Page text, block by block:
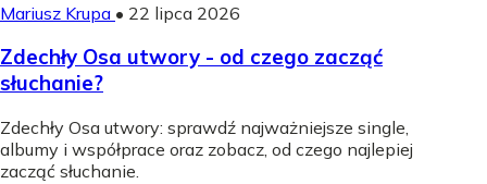
Mariusz Krupa • 22 lipca 2026
Zdechły Osa utwory - od czego zacząć
słuchanie?
Zdechły Osa utwory: sprawdź najważniejsze single,
albumy i współprace oraz zobacz, od czego najlepiej
zacząć słuchanie.